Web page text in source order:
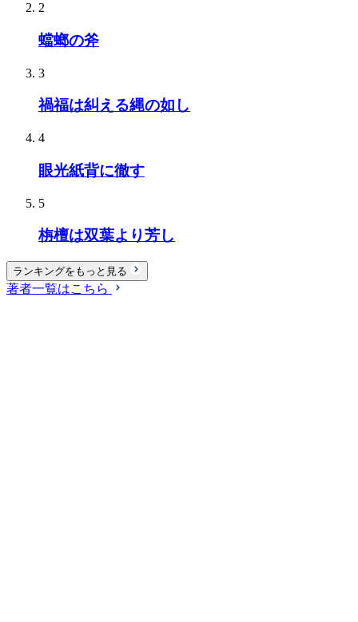
2
蟷螂の斧
3
禍福は糾える縄の如し
4
眼光紙背に徹す
5
栴檀は双葉より芳し
ランキングをもっと見る
著者一覧はこちら